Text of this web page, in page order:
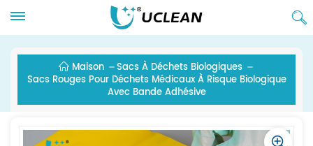
Maison
Sacs À Déchets Biologiques
Sacs Rouges Pour Déchets Médicaux À Risque Biologique
Avec Bande Adhésive